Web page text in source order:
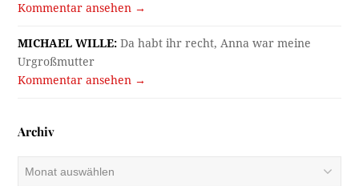
Kommentar ansehen →
MICHAEL WILLE: Da habt ihr recht, Anna war meine
Urgroßmutter
Kommentar ansehen →
Archiv